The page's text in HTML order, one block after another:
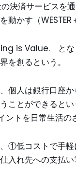
決済サービスを
動かす（
is Value.」と
を創るという。
個人は銀行口座
ことができると
ントを日常生活
①低コストで手
入れ先への支払